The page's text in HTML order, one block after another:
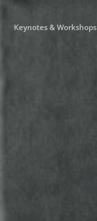
Keynotes & Workshops